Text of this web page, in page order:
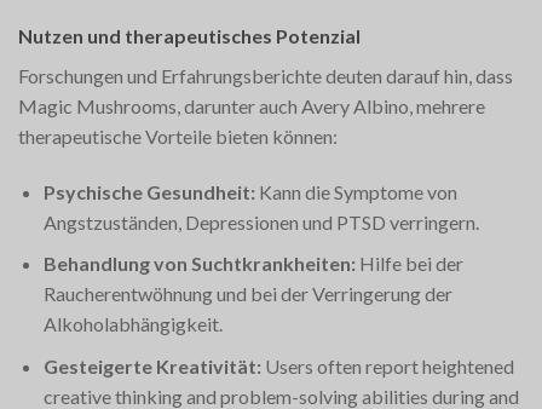
Nutzen und therapeutisches Potenzial
Forschungen und Erfahrungsberichte deuten darauf hin, dass
Magic Mushrooms, darunter auch Avery Albino, mehrere
therapeutische Vorteile bieten können:
Psychische Gesundheit: Kann die Symptome von
Angstzuständen, Depressionen und PTSD verringern.
Behandlung von Suchtkrankheiten: Hilfe bei der
Raucherentwöhnung und bei der Verringerung der
Alkoholabhängigkeit.
Gesteigerte Kreativität: Users often report heightened
creative thinking and problem-solving abilities during and